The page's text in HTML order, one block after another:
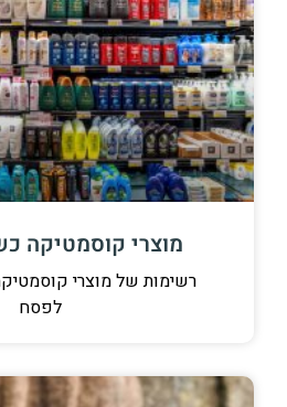
מוצרי קוסמטיקה כשרים
רשימות של מוצרי קוסמטיקה